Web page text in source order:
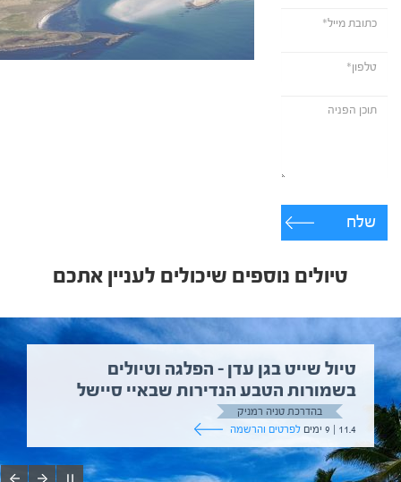
שלח
טיולים נוספים שיכולים לעניין אתכם
טיול שייט בגן עדן – הפלגה וטיולים
בשמורות הטבע הנדירות שבאיי סיישל
בהדרכת טניה רמניק
11.4 | 9 ימים
לפרטים והרשמה